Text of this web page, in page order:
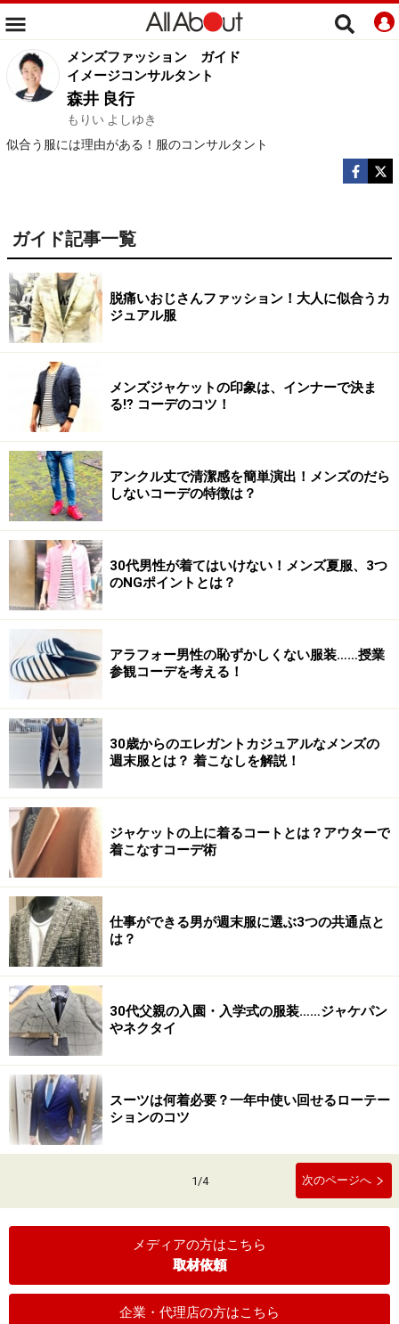
メンズファッション
ガイド
イメージコンサルタント
森井 良行
もりい よしゆき
似合う服には理由がある！服のコンサルタント
ガイド記事一覧
脱痛いおじさんファッション！大人に似合うカ
ジュアル服
メンズジャケットの印象は、インナーで決ま
る⁉ コーデのコツ！
アンクル丈で清潔感を簡単演出！メンズのだら
しないコーデの特徴は？
30代男性が着てはいけない！メンズ夏服、3つ
のNGポイントとは？
アラフォー男性の恥ずかしくない服装……授業
参観コーデを考える！
30歳からのエレガントカジュアルなメンズの
週末服とは？ 着こなしを解説！
ジャケットの上に着るコートとは？アウターで
着こなすコーデ術
仕事ができる男が週末服に選ぶ3つの共通点と
は？
30代父親の入園・入学式の服装……ジャケパン
やネクタイ
スーツは何着必要？一年中使い回せるローテー
ションのコツ
1/4 次のページへ
メディアの方はこちら
取材依頼
企業・代理店の方はこちら